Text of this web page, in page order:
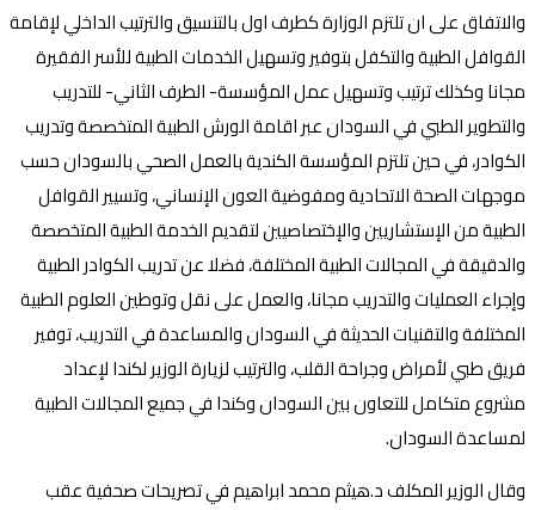
والاتفاق على ان تلتزم الوزارة كطرف اول بالتنسيق والترتيب الداخلي لإقامة
القوافل الطبية والتكفل بتوفير وتسهيل الخدمات الطبية للأسر الفقيرة
مجانا وكذلك ترتيب وتسهيل عمل المؤسسة- الطرف الثاني- للتدريب
والتطوير الطبي في السودان عبر اقامة الورش الطبية المتخصصة وتدريب
الكوادر، في حين تلتزم المؤسسة الكندية بالعمل الصحي بالسودان حسب
موجهات الصحة الاتحادية ومفوضية العون الإنساني، وتسيير القوافل
الطبية من الإستشاريين والإختصاصيين لتقديم الخدمة الطبية المتخصصة
والدقيقة في المجالات الطبية المختلفة، فضلا عن تدريب الكوادر الطبية
وإجراء العمليات والتدريب مجانا، والعمل على نقل وتوطين العلوم الطبية
المختلفة والتقنيات الحديثة في السودان والمساعدة في التدريب، توفير
فريق طبي لأمراض وجراحة القلب، والترتيب لزيارة الوزير لكندا لإعداد
مشروع متكامل للتعاون بين السودان وكندا في جميع المجالات الطبية
لمساعدة السودان.
وقال الوزير المكلف د.هيثم محمد ابراهيم في تصريحات صحفية عقب